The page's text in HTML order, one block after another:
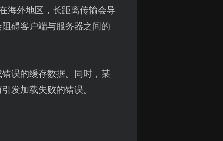
海外地区，长距离传输会导
碍客户端与服务器之间的
误的缓存数据。同时，某
发加载失败的错误。